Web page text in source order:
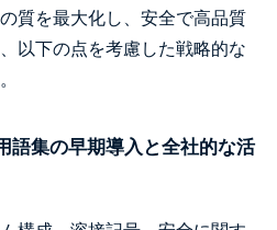
質を最大化し、安全で高品質
以下の点を考慮した戦略的な
語集の早期導入と全社的な活